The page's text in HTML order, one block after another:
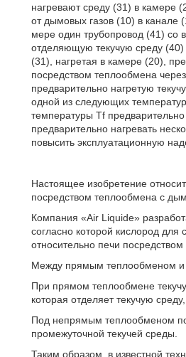
нагревают среду (31) в камере
от дымовых газов (10) в канале
мере один трубопровод (41) со
отделяющую текучую среду
(31), нагретая в камере (20),
посредством теплообмена
предварительно нагретую
одной из следующих
температуры Tf
предварительно нагревать
повысить эксплуатационную
Настоящее изобретение
посредством теплообмена с
Компания «Air Liquide»
согласно которой кислород
относительно печи
Между прямым теплообменом и
При прямом теплообмене
которая отделяет текучую
Под непрямым теплообменом
промежуточной текучей среды.
Таким образом, в известной